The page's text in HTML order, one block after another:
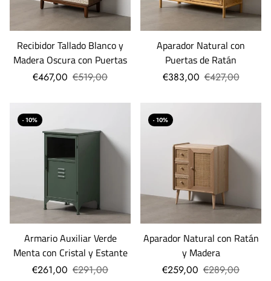
Recibidor Tallado Blanco y
Madera Oscura con Puertas
€467,00 €519,00
Aparador Natural con
Puertas de Ratán
€383,00 €427,00
- 10%
Armario Auxiliar Verde
Menta con Cristal y Estante
€261,00 €291,00
- 10%
Aparador Natural con Ratán
y Madera
€259,00 €289,00